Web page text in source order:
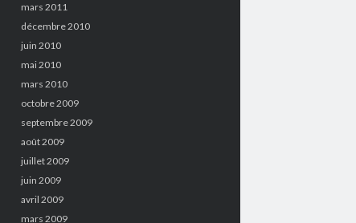
mars 2011
décembre 2010
juin 2010
mai 2010
mars 2010
octobre 2009
septembre 2009
août 2009
juillet 2009
juin 2009
avril 2009
mars 2009